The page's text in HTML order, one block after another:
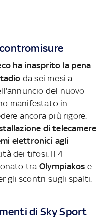
ha inasprito la pena
da sei mesi a
del nuovo
manifestato in
ancora più rigore.
di telecamere
elettronici agli
dei tifosi. Il 4
tra Olympiakos e
gli scontri sugli spalti.
di Sky Sport